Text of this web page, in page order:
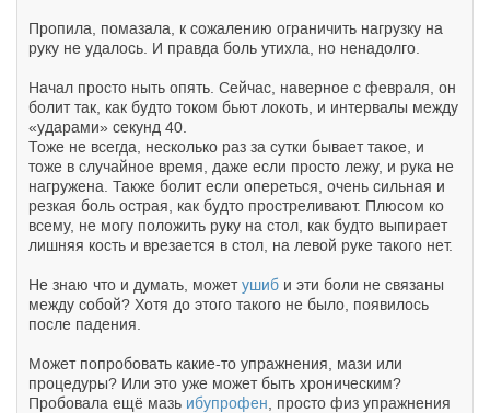
Пропила, помазала, к сожалению ограничить нагрузку на
руку не удалось. И правда боль утихла, но ненадолго.
Начал просто ныть опять. Сейчас, наверное с февраля, он
болит так, как будто током бьют локоть, и интервалы между
«ударами» секунд 40.
Тоже не всегда, несколько раз за сутки бывает такое, и
тоже в случайное время, даже если просто лежу, и рука не
нагружена. Также болит если опереться, очень сильная и
резкая боль острая, как будто простреливают. Плюсом ко
всему, не могу положить руку на стол, как будто выпирает
лишняя кость и врезается в стол, на левой руке такого нет.
Не знаю что и думать, можетушиб и эти боли не связаны
между собой? Хотя до этого такого не было, появилось
после падения.
Может попробовать какие-то упражнения, мази или
процедуры? Или это уже может быть хроническим?
Пробовала ещё мазь ибупрофен , просто физ упражнения